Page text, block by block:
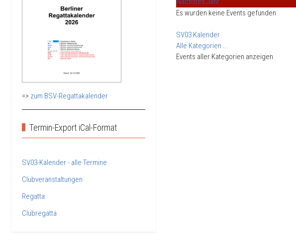
=> zum BSV-Regattakalender
Termin-Export iCal-Format
SV03-Kalender - alle Termine
Clubveranstaltungen
Regatta
Clubregatta
Es wurden keine Events gefunden
SV03 Kalender
Alle Kategorien ...
Events aller Kategorien anzeigen